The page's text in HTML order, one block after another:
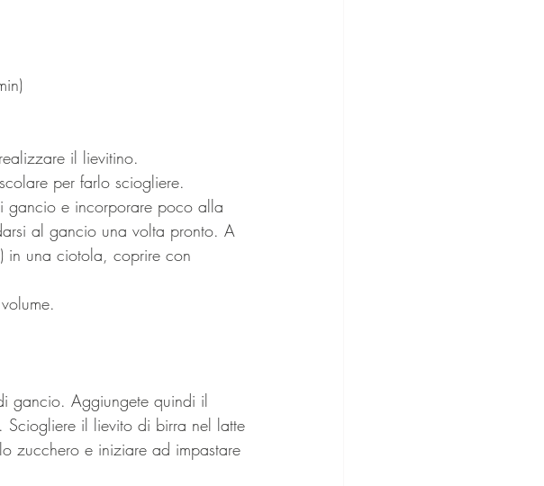
il lievitino.
per farlo sciogliere.
gancio e incorporare poco alla
al gancio una volta pronto. A
in una ciotola, coprire con
gancio. Aggiungete quindi il
Sciogliere il lievito di birra nel latte
zucchero e iniziare ad impastare